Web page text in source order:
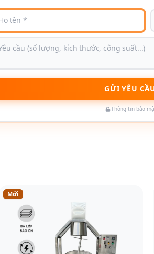
GỬI YÊU
Thông tin bảo
Mới